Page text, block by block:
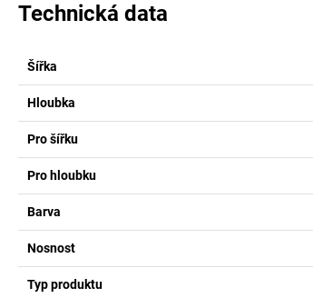
Technická data
Šířka
Hloubka
Pro šířku
Pro hloubku
Barva
Nosnost
Typ produktu